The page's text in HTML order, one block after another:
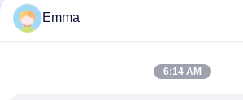
품질 관리
Emma
6:14 AM